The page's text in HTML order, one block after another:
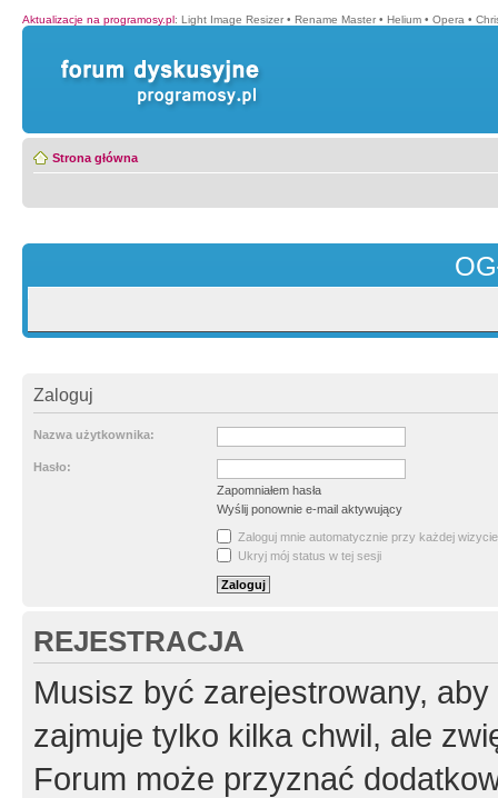
Aktualizacje na programosy.pl: Light Image Resizer • Rename Master • Helium • Opera •
Strona główna
Zaloguj
Nazwa użytkownika:
Hasło:
Zapomniałem hasła
Wyślij ponownie e-mail aktywujący
Zaloguj mnie automatycznie przy każdej wizycie
Ukryj mój status w tej sesji
REJESTRACJA
Musisz być zarejestrowany,
zajmuje tylko kilka chwil, ale
Forum może przyznać